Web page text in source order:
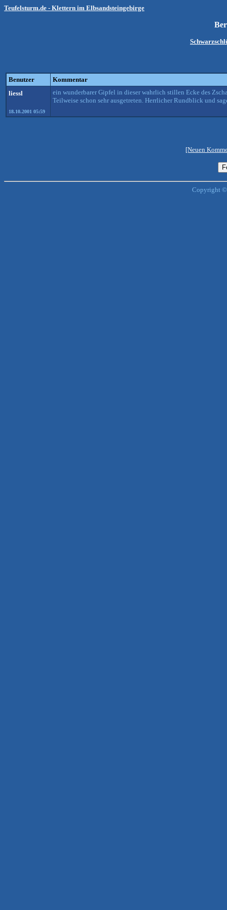
Teufelsturm.de - Klettern im Elbsandsteingebirge
Benutzer
Kommentar
liessl
18.10.2001 05:59
ein wunderbarer Gipfel in dieser wahrlich stillen Ecke des
Teilweise schon sehr ausgetreten. Herrlicher Rundblick und
[Neuen
Copyright ©